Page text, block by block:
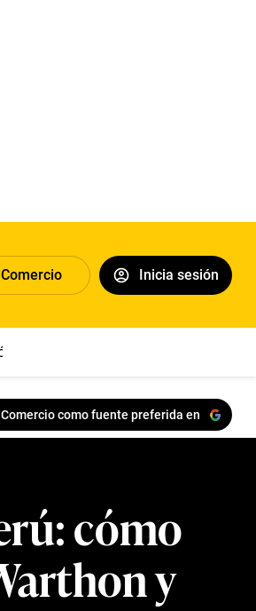
Inicia sesión
como fuente preferida en
cómo
y